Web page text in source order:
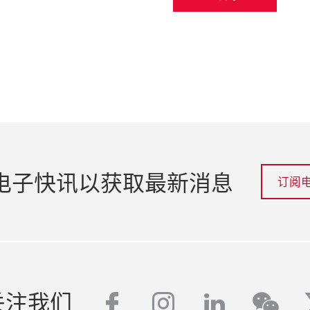
子快讯以获取最新消息 订阅
我们